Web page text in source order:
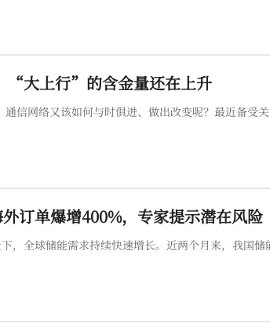
“大上行”的含金量还在上升
通信网络又该如何与时俱进、做出改变呢？最近备受
订单爆增400%，专家提示潜在风险
，全球储能需求持续快速增长。近两个月来，我